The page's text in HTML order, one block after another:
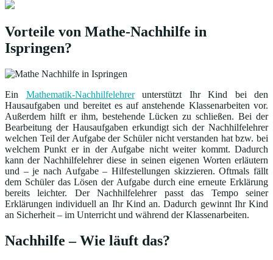
Vorteile von Mathe-Nachhilfe in
Ispringen?
Ein Mathematik-Nachhilfelehrerunterstützt Ihr Kind bei den
Hausaufgaben und bereitet es auf anstehende Klassenarbeiten vor.
Außerdem hilft er ihm, bestehende Lücken zu schließen. Bei der
Bearbeitung der Hausaufgaben erkundigt sich der Nachhilfelehrer
welchen Teil der Aufgabe der Schüler nicht verstanden hat bzw. bei
welchem Punkt er in der Aufgabe nicht weiter kommt. Dadurch
kann der Nachhilfelehrer diese in seinen eigenen Worten erläutern
und – je nach Aufgabe – Hilfestellungen skizzieren. Oftmals fällt
dem Schüler das Lösen der Aufgabe durch eine erneute Erklärung
bereits leichter. Der Nachhilfelehrer passt das Tempo seiner
Erklärungen individuell an Ihr Kind an. Dadurch gewinnt Ihr Kind
an Sicherheit – im Unterricht und während der Klassenarbeiten.
Nachhilfe – Wie läuft das?